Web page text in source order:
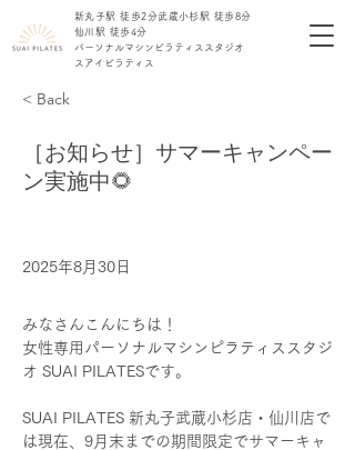
新丸子駅 徒歩2分​​武蔵小杉駅 徒歩8分
仙川駅 徒歩4分
​パーソナル​マシンピラティス ​スタジオ
​スアイピラティス
< Back
［お知らせ］サマーキャンペー
ン実施中🌻
2025年8月30日
みなさんこんにちは！
女性専用パーソナルマシンピラティススタジ
オ SUAI PILATESです。
SUAI PILATES 新丸子武蔵小杉店・仙川店で
は現在、9月末までの期間限定でサマーキャ